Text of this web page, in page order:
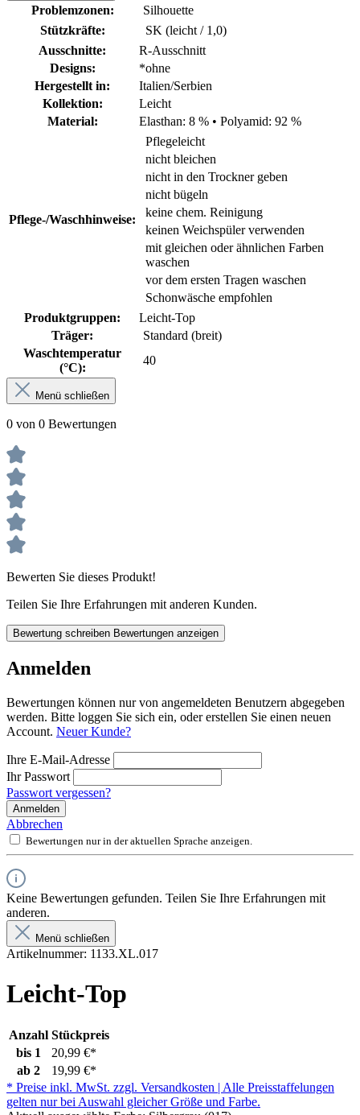
Problemzonen:
Silhouette
Stützkräfte:
SK (leicht / 1,0)
Ausschnitte:
R-Ausschnitt
Designs:
*ohne
Hergestellt in:
Italien/Serbien
Kollektion:
Leicht
Material:
Elasthan: 8 % • Polyamid: 92 %
Pflege-/Waschhinweise:
Pflegeleicht
nicht bleichen
nicht in den Trockner geben
nicht bügeln
keine chem. Reinigung
keinen Weichspüler verwenden
mit gleichen oder ähnlichen Farben
waschen
vor dem ersten Tragen waschen
Schonwäsche empfohlen
Produktgruppen:
Leicht-Top
Träger:
Standard (breit)
Waschtemperatur
(°C):
40
Menü schließen
0 von 0 Bewertungen
Bewerten Sie dieses Produkt!
Teilen Sie Ihre Erfahrungen mit anderen Kunden.
Bewertung schreiben Bewertungen anzeigen
Anmelden
Bewertungen können nur von angemeldeten Benutzern abgegeben
werden. Bitte loggen Sie sich ein, oder erstellen Sie einen neuen
Account. Neuer Kunde?
Ihre E-Mail-Adresse
Ihr Passwort
Passwort vergessen?
Anmelden
Abbrechen
Bewertungen nur in der aktuellen Sprache anzeigen.
Keine Bewertungen gefunden. Teilen Sie Ihre Erfahrungen mit
anderen.
Menü schließen
Artikelnummer: 1133.XL.017
Leicht-Top
Anzahl Stückpreis
bis 1
20,99 €*
ab 2
19,99 €*
* Preise inkl. MwSt. zzgl. Versandkosten | Alle Preisstaffelungen
gelten nur bei Auswahl gleicher Größe und Farbe.